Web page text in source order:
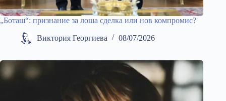
„Боташ“: признание за лоша сделка или нов компромис?
Виктория Георгиева 08/07/2026